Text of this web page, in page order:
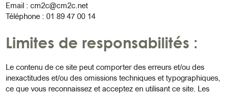
Email : cm2c@cm2c.net
Téléphone : 01 89 47 00 14
Limites de responsabilités :
Le contenu de ce site peut comporter des erreurs et/ou des
inexactitudes et/ou des omissions techniques et typographiques,
ce que vous reconnaissez et acceptez en utilisant ce site. Les